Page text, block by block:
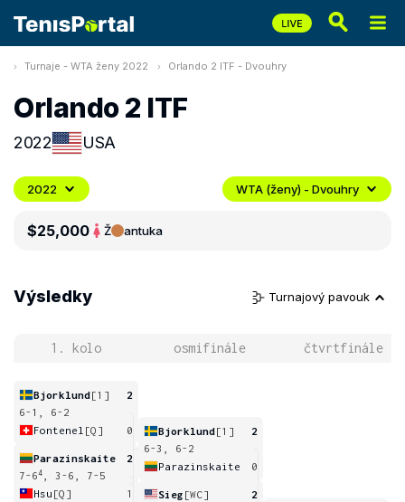
Turnaje - WTA ženy 2022 Orlando 2 ITF - Dvouhry
Orlando 2 ITF
2022 USA
2022 WTA (ženy) - Dvouhry
$25,000 Ž antuka
Výsledky Turnajový pavouk
1. kolo osmifinále čtvrtfinále
Bjorklund[1]
2
6-1, 6-2
Fontenel [Q] 0
Parazinskaite
2
7-64
, 3-6, 7-5
Hsu [Q] 1
Bjorklund[1]
2
6-3, 6-2
Parazinskaite
0
Sieg [WC]
2